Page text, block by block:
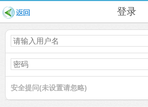
登录
安全提问(未设置请忽略)